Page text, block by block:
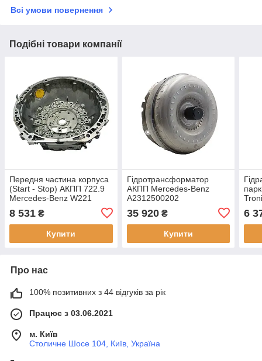
Всі умови повернення
Подібні товари компанії
Передня частина корпуса
(Start - Stop) АКПП 722.9
Mercedes-Benz W221
A2222710308 (Б.У.)
8 531 ₴
Купити
Гідротрансформатор
АКПП Mercedes-Benz
A2312500202
35 920₴
Купити
6
Про нас
100% позитивних з 44 відгуків за рік
Працює з 03.06.2021
м. Київ
Столичне Шосе 104, Київ, Україна